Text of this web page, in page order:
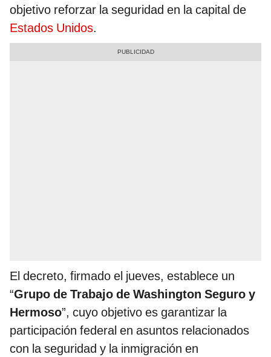
objetivo reforzar la seguridad en la capital de
Estados Unidos.
El decreto, firmado el jueves, establece un
“Grupo de Trabajo de Washington Seguro y
Hermoso”, cuyo objetivo es garantizar la
participación federal en asuntos relacionados
con la seguridad y la inmigración en